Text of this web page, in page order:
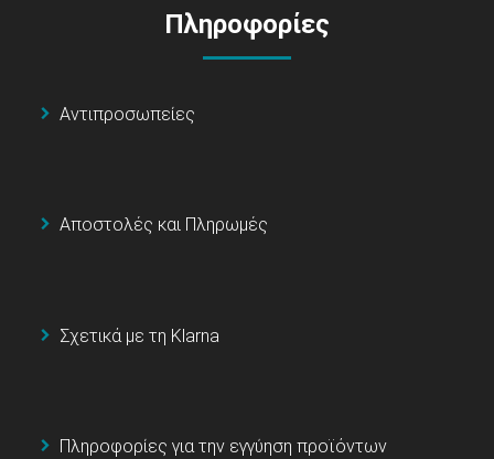
Πληροφορίες
Αντιπροσωπείες
Αποστολές και Πληρωμές
Σχετικά με τη Klarna
Πληροφορίες για την εγγύηση προϊόντων